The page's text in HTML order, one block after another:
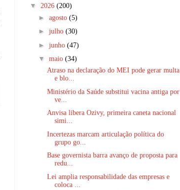
▼ 2026 (200)
► agosto (5)
► julho (30)
► junho (47)
▼ maio (34)
Atraso na declaração do MEI pode gerar multa
e blo...
Ministério da Saúde substitui vacina antiga por
ve...
Anvisa libera Ozivy, primeira caneta nacional
simi...
Incertezas marcam articulação política do
grupo go...
Base governista barra avanço de proposta para
redu...
Lei amplia responsabilidade das empresas e
coloca ...